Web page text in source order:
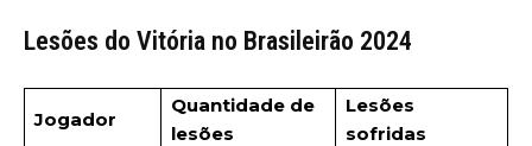
Lesões do Vitória no Brasileirão 2024
Jogador
Quantidade de
lesões
Lesões
sofridas